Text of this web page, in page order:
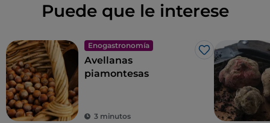
Puede que le interese
Enogastronomía
Me gusta
Avellanas
piamontesas
3 minutos